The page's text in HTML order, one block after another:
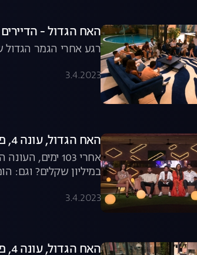
האח הגדול -
רגע אחרי הגמר הגדול
3.4.2023
האח הגדול, עונה 4, פרק 59: אירוע הגמר הגדול
אחרי 103
במיליון שקלים? וגם:
ישירה
3.4.2023
האח הגדול, עונה 4, פרק 58: כוכבי האח מגיעים